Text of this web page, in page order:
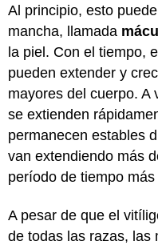
Al principio, esto
mancha, llamada
la piel. Con el tiempo,
pueden extender y
mayores del cuerpo. A
se extienden
permanecen estables
van extendiendo más
período de tiempo más
A pesar de que el
de todas las razas, las